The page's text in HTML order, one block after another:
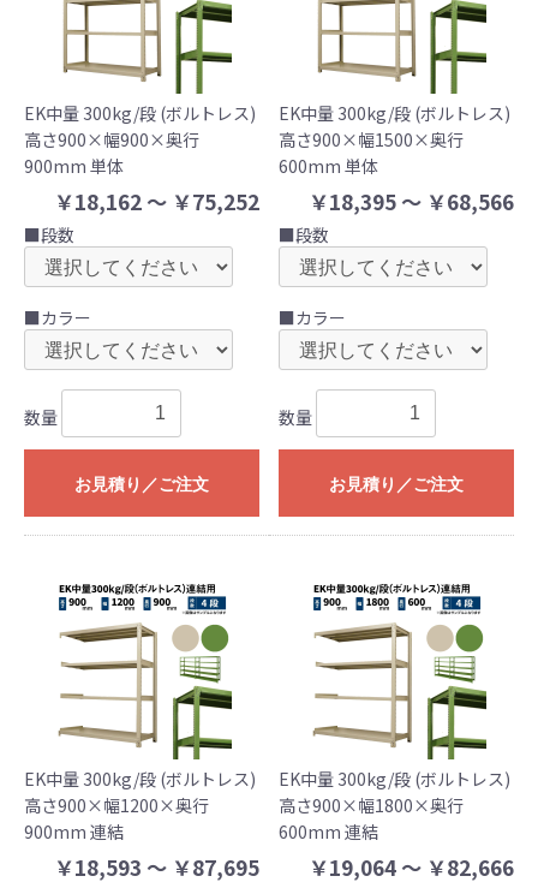
EK中量 300kg/段 (ボルトレス)
高さ900×幅900×奥行
900mm 単体
￥18,162 ～ ￥75,252
■段数
■カラー
数量
お見積り／ご注文
EK中量 300kg/段 (ボルトレス)
高さ900×幅1500×奥行
600mm 単体
￥18,395 ～ ￥68,566
■段数
■カラー
数量
お見積り／ご注文
EK中量 300kg/段 (ボルトレス)
高さ900×幅1200×奥行
900mm 連結
￥18,593 ～ ￥87,695
EK中量 300kg/段 (ボルトレス)
高さ900×幅1800×奥行
600mm 連結
￥19,064 ～ ￥82,666